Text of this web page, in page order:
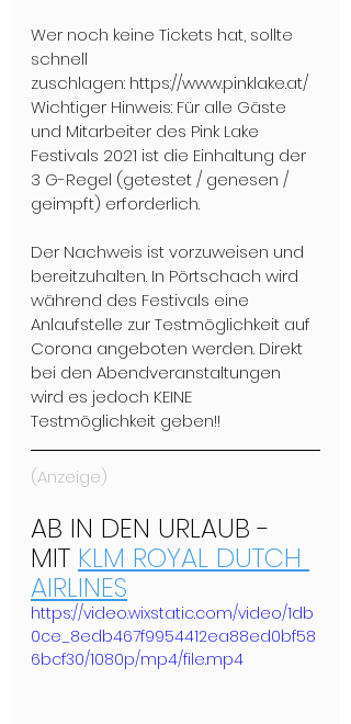
Wer noch keine Tickets hat, sollte
schnell
zuschlagen: https://www.pinklake.at/
Wichtiger Hinweis: Für alle Gäste
und Mitarbeiter des Pink Lake
Festivals 2021 ist die Einhaltung der
3 G-Regel (getestet / genesen /
geimpft) erforderlich.
Der Nachweis ist vorzuweisen und
bereitzuhalten. In Pörtschach wird
während des Festivals eine
Anlaufstelle zur Testmöglichkeit auf
Corona angeboten werden. Direkt
bei den Abendveranstaltungen
wird es jedoch KEINE
Testmöglichkeit geben!!
(Anzeige)
AB IN DEN URLAUB -
MIT KLM ROYAL DUTCH
AIRLINES
https://video.wixstatic.com/video/1db
0ce_8edb467f9954412ea88ed0bf58
6bcf30/1080p/mp4/file.mp4